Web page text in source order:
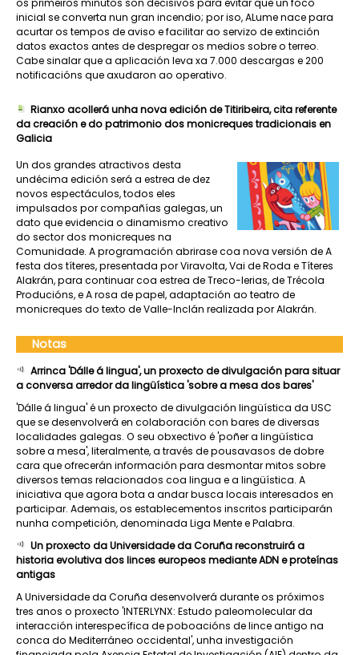
os primeiros minutos son decisivos para evitar que un foco
inicial se converta nun gran incendio; por iso, ALume nace para
acurtar os tempos de aviso e facilitar ao servizo de extinción
datos exactos antes de despregar os medios sobre o terreo.
Cabe sinalar que a aplicación leva xa 7.000 descargas e 200
notificacións que axudaron ao operativo.
Rianxo acollerá unha nova edición de Titiribeira, cita referente
da creación e do patrimonio dos monicreques tradicionais en
Galicia
Un dos grandes atractivos desta
undécima edición será a estrea de dez
novos espectáculos, todos eles
impulsados por compañías galegas, un
dato que evidencia o dinamismo creativo
do sector dos monicreques na
Comunidade. A programación abrirase coa nova versión de A
festa dos títeres, presentada por Viravolta, Vai de Roda e Títeres
Alakrán, para continuar coa estrea de Treco-lerias, de Trécola
Producións, e A rosa de papel, adaptación ao teatro de
monicreques do texto de Valle-Inclán realizada por Alakrán.
Notas
Arrinca 'Dálle á lingua', un proxecto de divulgación para situar
a conversa arredor da lingüística 'sobre a mesa dos bares'
'Dálle á lingua' é un proxecto de divulgación lingüística da USC
que se desenvolverá en colaboración con bares de diversas
localidades galegas. O seu obxectivo é 'poñer a lingüística
sobre a mesa', literalmente, a través de pousavasos de dobre
cara que ofrecerán información para desmontar mitos sobre
diversos temas relacionados coa lingua e a lingüística. A
iniciativa que agora bota a andar busca locais interesados en
participar. Ademais, os establecementos inscritos participarán
nunha competición, denominada Liga Mente e Palabra.
Un proxecto da Universidade da Coruña reconstruirá a
historia evolutiva dos linces europeos mediante ADN e proteínas
antigas
A Universidade da Coruña desenvolverá durante os próximos
tres anos o proxecto 'INTERLYNX: Estudo paleomolecular da
interacción interespecífica de poboacións de lince antigo na
conca do Mediterráneo occidental', unha investigación